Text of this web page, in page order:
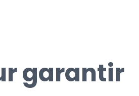
garantir